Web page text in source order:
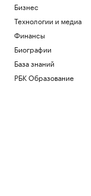
Бизнес
Технологии и медиа
Финансы
Биографии
База знаний
РБК Образование